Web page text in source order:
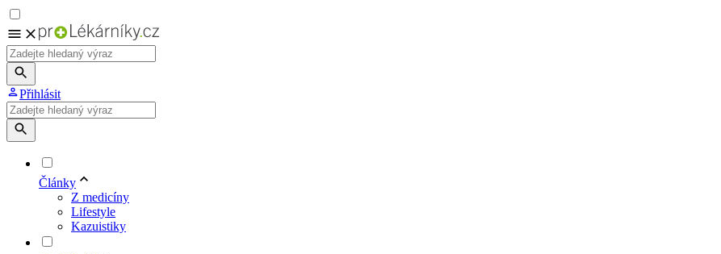
Přihlásit
Články
Z medicíny
Lifestyle
Kazuistiky